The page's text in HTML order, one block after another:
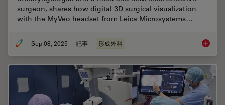
surgeon, shares how digital 3D surgical visualization
with the MyVeo headset from Leica Microsystems…
Sep 08, 2025 記事 形成外科 A